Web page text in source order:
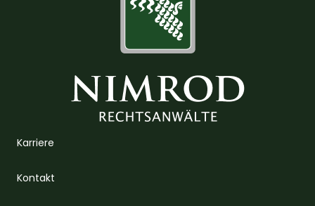
Karriere
Kontakt